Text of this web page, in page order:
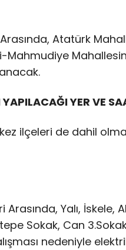
Atatürk
YER VE
ilçeleri de dahil
Arasında, Yalı, İskele,
Sokak, Can
nedeniyle